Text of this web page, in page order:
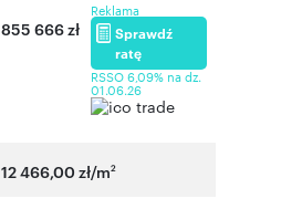
855 666 zł
Reklama
Sprawdź
ratę
RSSO 6,09% na dz.
01.06.26
12 466,00 zł/m2